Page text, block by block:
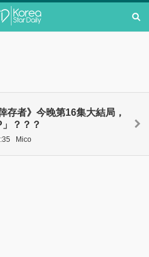
存者》今晚第16集大結局，
？？？
Mico